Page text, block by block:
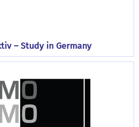
– Study in Germany